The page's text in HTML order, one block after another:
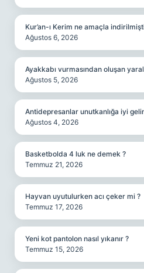
Kur’an-ı Kerim ne amaçla
Ağustos 6, 2026
Ayakkabı vurmasından oluşan
Ağustos 5, 2026
Antidepresanlar unutkanlığa iyi
Ağustos 4, 2026
Basketbolda 4 luk ne demek ?
Temmuz 21, 2026
Hayvan uyutulurken acı çeker mi ?
Temmuz 17, 2026
Yeni kot pantolon nasıl yıkanır ?
Temmuz 15, 2026